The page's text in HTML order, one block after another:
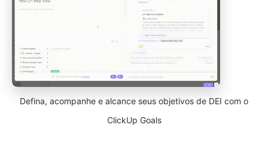
Defina, acompanhe e alcance seus objetivos de DEI com o
ClickUp Goals